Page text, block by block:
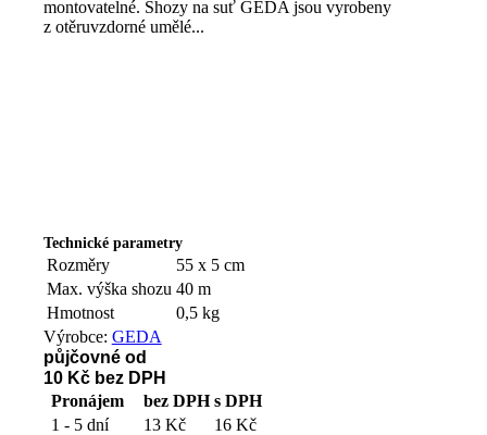
montovatelné. Shozy na suť GEDA jsou vyrobeny
z otěruvzdorné umělé...
Technické parametry
Rozměry
55 x 5 cm
Max. výška shozu 40 m
Hmotnost
0,5 kg
Výrobce: GEDA
půjčovné od
10 Kčbez DPH
Pronájem
bez DPH s DPH
1 - 5 dní
13 Kč
16 Kč